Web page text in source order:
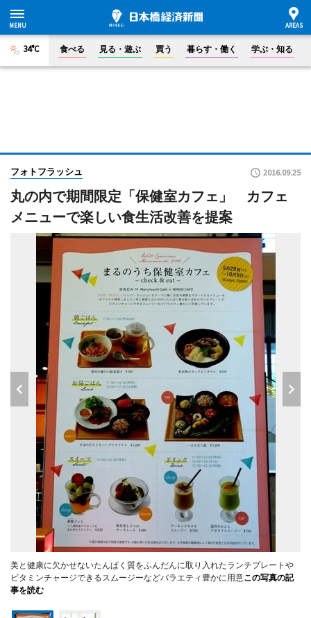
34°C 食べる 見る・遊ぶ 買う 暮らす・働く 学ぶ・知る
フォトフラッシュ 2016.09.25
丸の内で期間限定「保健室カフェ」 カフェ
メニューで楽しい食生活改善を提案
美と健康に欠かせないたんぱく質をふんだんに取り入れたランチプレートや
ビタミンチャージできるスムージーなどバラエティ豊かに用意この写真の記
事を読む